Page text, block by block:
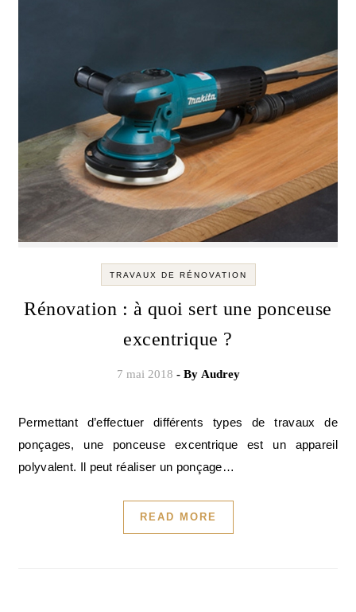
TRAVAUX DE RÉNOVATION
Rénovation : à quoi sert une ponceuse
excentrique ?
7 mai 2018 - By Audrey
Permettant d’effectuer différents types de travaux de
ponçages, une ponceuse excentrique est un appareil
polyvalent. Il peut réaliser un ponçage…
READ MORE